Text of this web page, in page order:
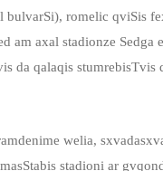
romelic qviSis
am axal stadionze Sedga
da qalaqis
welia,
stadioni ar